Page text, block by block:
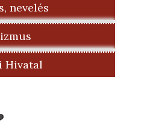
nevelés
Hivatal